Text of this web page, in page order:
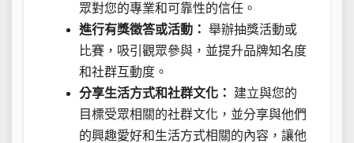
眾對您的專業和可靠性的信任。
進行有獎徵答或活動： 舉辦抽獎活動或
比賽，吸引觀眾參與，並提升品牌知名度
和社群互動度。
分享生活方式和社群文化：
建立與您的
目標受眾相關的社群文化，並分享與他們
的興趣愛好和生活方式相關的內容，讓他